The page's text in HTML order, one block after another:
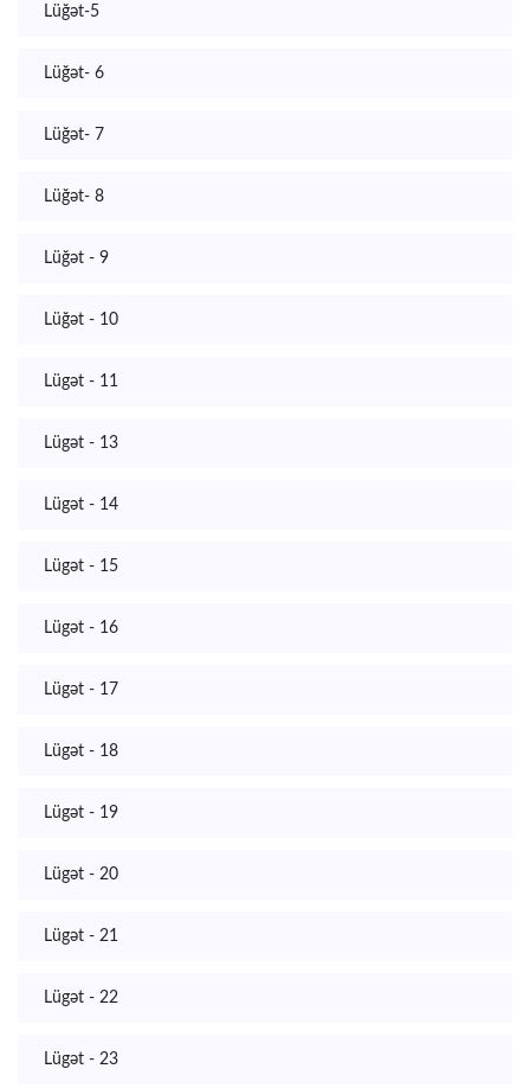
Lüğət-5
Lüğət- 6
Lüğət- 7
Lüğət- 8
Lüğət - 9
Lüğət - 10
Lügət - 11
Lügət - 13
Lügət - 14
Lügət - 15
Lügət - 16
Lügət - 17
Lügət - 18
Lügət - 19
Lügət - 20
Lügət - 21
Lügət - 22
Lügət - 23